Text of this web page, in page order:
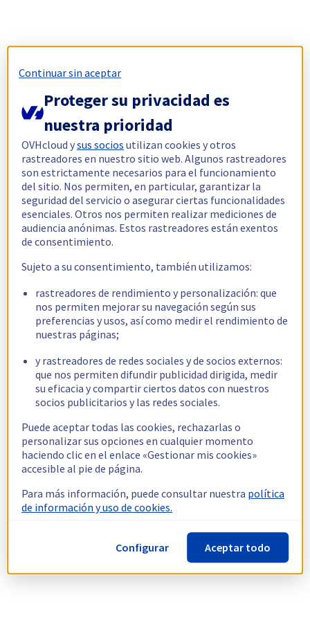
Continuar sin aceptar
Proteger su privacidad es
nuestra prioridad
OVHcloud ysus socios utilizan cookies y otros
rastreadores en nuestro sitio web. Algunos rastreadores
son estrictamente necesarios para el funcionamiento
del sitio. Nos permiten, en particular, garantizar la
seguridad del servicio o asegurar ciertas funcionalidades
esenciales. Otros nos permiten realizar mediciones de
audiencia anónimas. Estos rastreadores están exentos
de consentimiento.
Sujeto a su consentimiento, también utilizamos:
rastreadores de rendimiento y personalización: que
nos permiten mejorar su navegación según sus
preferencias y usos, así como medir el rendimiento de
nuestras páginas;
y rastreadores de redes sociales y de socios externos:
que nos permiten difundir publicidad dirigida, medir
su eficacia y compartir ciertos datos con nuestros
socios publicitarios y las redes sociales.
Puede aceptar todas las cookies, rechazarlas o
personalizar sus opciones en cualquier momento
haciendo clic en el enlace «Gestionar mis cookies»
accesible al pie de página.
Para más información, puede consultar nuestra política
de información y uso de cookies.
Configurar Aceptar todo